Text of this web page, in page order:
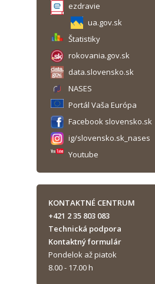
ezdravie
ua.gov.sk
Štatistiky
rokovania.gov.sk
data.slovensko.sk
NASES
Portál Vaša Európa
Facebook slovensko.sk
ig/slovensko.sk_nases
Youtube
KONTAKTNÉ CENTRUM
+421 2 35 803 083
Technická podpora
Kontaktný formulár
Pondelok až piatok
8.00 - 17.00 h